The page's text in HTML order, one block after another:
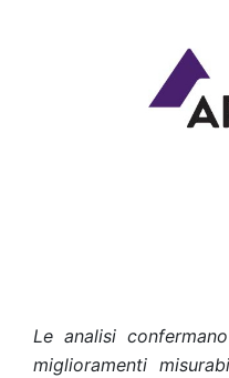
Le analisi
miglioramenti